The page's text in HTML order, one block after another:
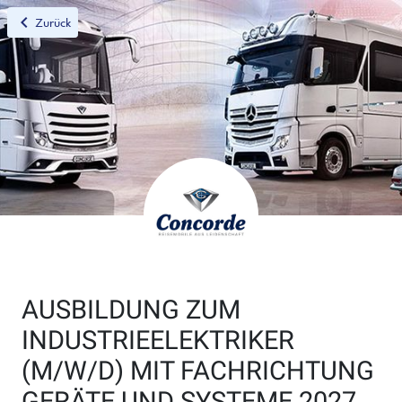
chevron_leftZurück
AUSBILDUNG ZUM
INDUSTRIEELEKTRIKER
(M/W/D) MIT FACHRICHTUNG